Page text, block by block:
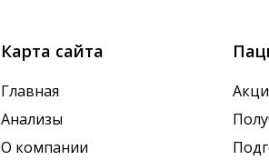
Карта сайта
Главная
Анализы
О компании